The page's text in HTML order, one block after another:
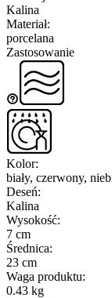
Kalina
Materiał:
porcelana
Zastosowanie
Kolor:
biały, czerwony,
Deseń:
Kalina
Wysokość:
7 cm
Średnica:
23 cm
Waga produktu:
0.43 kg